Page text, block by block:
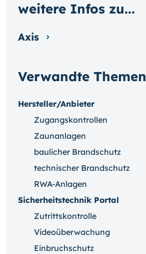
Verwandte Themen
Hersteller/Anbieter
Zugangskontrollen
Zaunanlagen
baulicher Brandschutz
technischer Brandschutz
RWA-Anlagen
Sicherheitstechnik Portal
Zutrittskontrolle
Videoüberwachung
Einbruchschutz
weitere Infos zu...
Axis